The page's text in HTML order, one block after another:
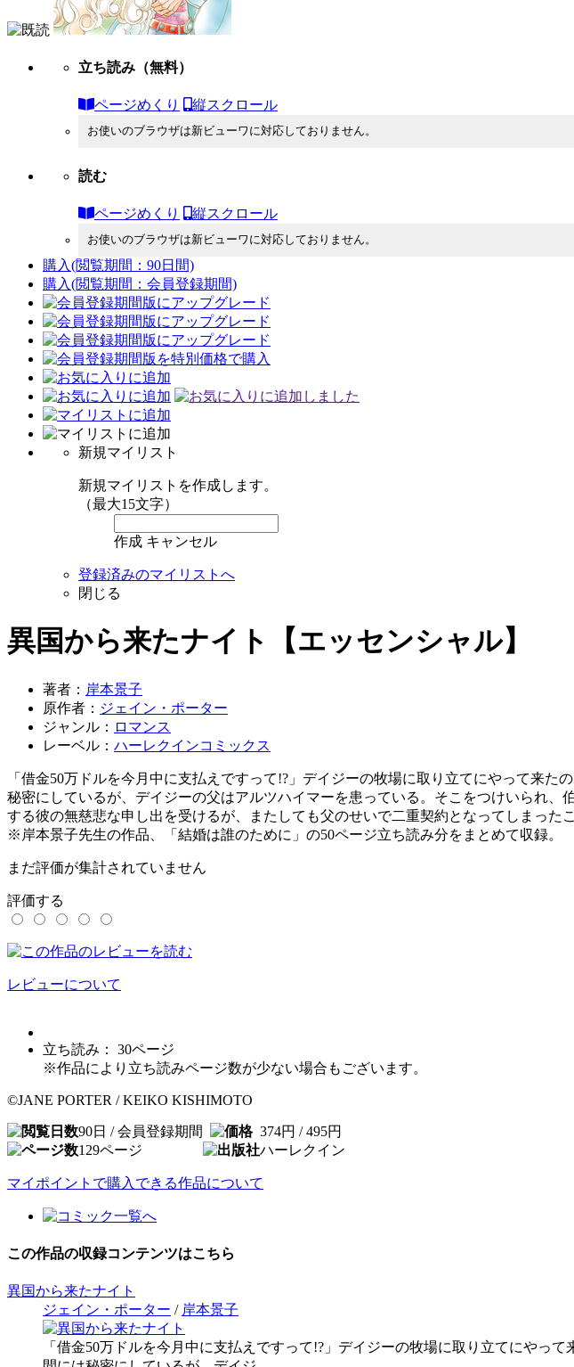
立ち読み （無料）
ページめくり 縦スクロール
お使いのブラウザは新ビューワに対応しておりません。
読む
ページめくり 縦スクロール
お使いのブラウザは新ビューワに対応しておりません。
購入(閲覧期間：90日間)
購入(閲覧期間：会員登録期間)
新規マイリスト
新規マイリストを作成します。
（最大15文字）
作成 キャンセル
登録済みのマイリストへ
閉じる
異国から来たナイト【エッセンシャル】
著者： 岸本景子
原作者： ジェイン・ポーター
ジャンル： ロマンス
レーベル： ハーレクインコミックス
「借金50万ドルを今月中に支払えですって!?」デイジーの牧場に取り立てにやって来
秘密にしているが、デイジーの父はアルツハイマーを患っている。そこをつけいられ
する彼の無慈悲な申し出を受けるが、またしても父のせいで二重契約となってしまった
※岸本景子先生の作品、「結婚は誰のために」の50ページ立ち読み分をまとめて収録。
まだ評価が集計されていません
評価する
レビューについて
立ち読み： 30ページ
※作品により立ち読みページ数が少ない場合もございます。
©JANE PORTER / KEIKO KISHIMOTO
90日 / 会員登録期間
374円 / 495円
129ページ ハーレクイン
マイポイントで購入できる作品について
この作品の収録コンテンツはこちら
異国から来たナイト
ジェイン・ポーター / 岸本景子
「借金50万ドルを今月中に支払えですって!?」デイジーの牧場に取り立てにやっ